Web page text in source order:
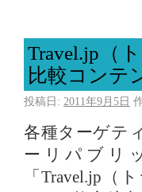
Travel.jp（
比較コンテ
投稿日: 2011年9月5日
各種ターゲテ
ーリパブリ
「Travel.jp（